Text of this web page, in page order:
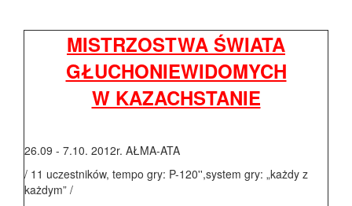
MISTRZOSTWA ŚWIATA
GŁUCHONIEWIDOMYCH
W KAZACHSTANIE
26.09 - 7.10. 2012r. AŁMA-ATA
/ 11 uczestników, tempo gry: P-120'',system gry: „każdy z
każdym” /